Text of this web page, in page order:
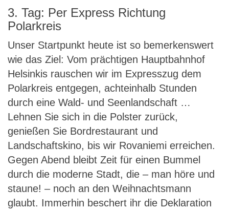
3. Tag: Per Express Richtung
Polarkreis
Unser Startpunkt heute ist so bemerkenswert
wie das Ziel: Vom prächtigen Hauptbahnhof
Helsinkis rauschen wir im Expresszug dem
Polarkreis entgegen, achteinhalb Stunden
durch eine Wald- und Seenlandschaft …
Lehnen Sie sich in die Polster zurück,
genießen Sie Bordrestaurant und
Landschaftskino, bis wir Rovaniemi erreichen.
Gegen Abend bleibt Zeit für einen Bummel
durch die moderne Stadt, die – man höre und
staune! – noch an den Weihnachtsmann
glaubt. Immerhin beschert ihr die Deklaration